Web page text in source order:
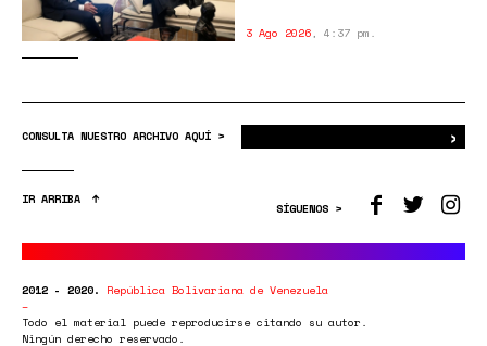
3 Ago 2026, 4:37 pm.
CONSULTA NUESTRO ARCHIVO AQUÍ > ›
IR ARRIBA
SÍGUENOS >
2012 - 2020. República Bolivariana de Venezuela
Todo el material puede reproducirse citando su autor.
Ningún derecho reservado.